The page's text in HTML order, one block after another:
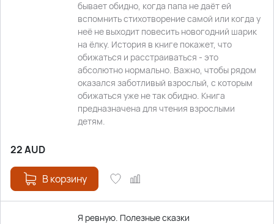
бывает обидно, когда папа не даёт ей
вспомнить стихотворение самой или когда у
неё не выходит повесить новогодний шарик
на ёлку. История в книге покажет, что
обижаться и расстраиваться - это
абсолютно нормально. Важно, чтобы рядом
оказался заботливый взрослый, с которым
обижаться уже не так обидно. Книга
предназначена для чтения взрослыми
детям.
22AUD
В корзину
Я ревную. Полезные сказки